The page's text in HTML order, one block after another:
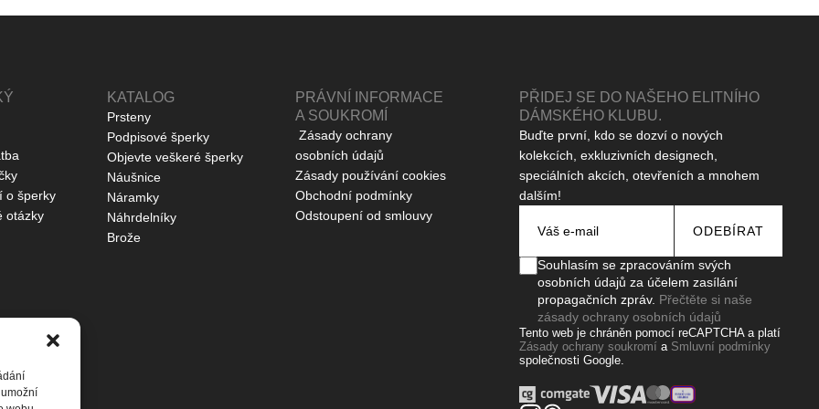
o šperky
otázky
KATALOG
Prsteny
Podpisové šperky
Objevte veškeré šperky
Náušnice
Náramky
Náhrdelníky
Brože
PRÁVNÍ INFORMACE
A SOUKROMÍ
Zásady ochrany
osobních údajů
Zásady používání cookies
Obchodní podmínky
Odstoupení od smlouvy
PŘIDEJ SE DO NAŠEHO ELITNÍHO
DÁMSKÉHO KLUBU.
Buďte první, kdo se dozví o nových
kolekcích, exkluzivních designech,
speciálních akcích, otevřeních a mnohem
dalším!
ODEBÍRAT
Souhlasím se zpracováním svých
osobních údajů za účelem zasílání
propagačních zpráv. Přečtěte si naše
zásady ochrany osobních údajů
Tento web je chráněn pomocí reCAPTCHA a platí
Zásady ochrany soukromí a Smluvní podmínky
společnosti Google.